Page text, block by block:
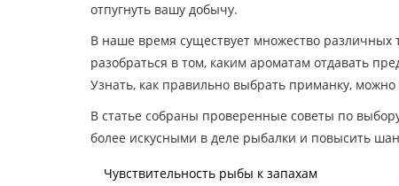
отпугнуть вашу добычу.
В наше время существует множество
разобраться в том, каким ароматам отдавать
Узнать, как правильно выбрать приманку,
В статье собраны проверенные советы по
более искусными в деле рыбалки и повысить
Чувствительность рыбы к запахам